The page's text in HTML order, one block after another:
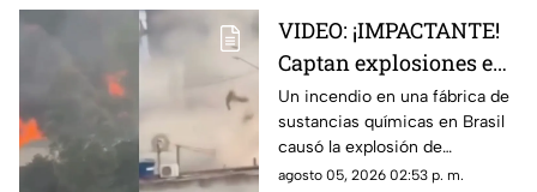
VIDEO: ¡IMPACTANTE!
Captan explosiones en
alcantarillas tras el
incendio en una
fábrica
Un incendio en una fábrica de
sustancias químicas en Brasil
causó la explosión de
alcantarillas; el momento
agosto 05, 2026 02:53 p. m.